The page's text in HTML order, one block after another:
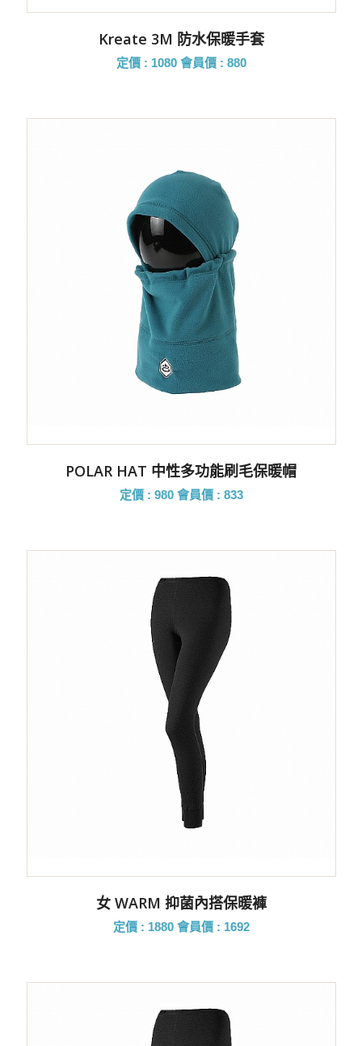
Kreate 3M 防水保暖手套
定價 : 1080 會員價 : 880
POLAR HAT 中性多功能刷毛保暖帽
定價 : 980 會員價 : 833
女 WARM 抑菌內搭保暖褲
定價 : 1880 會員價 : 1692